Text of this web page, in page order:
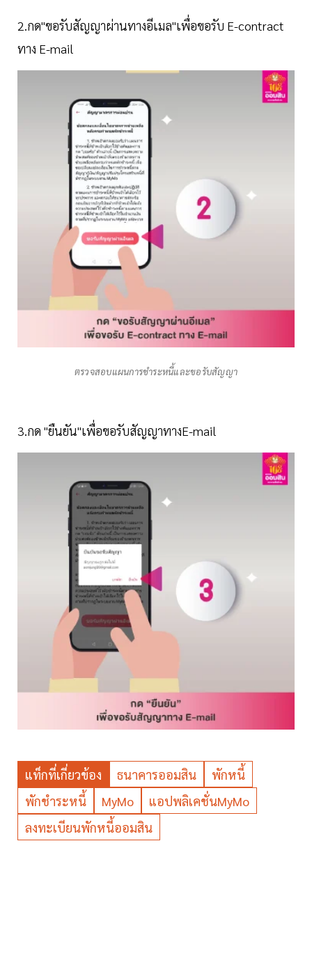
2.กด"ขอรับสัญญาผ่านทางอีเมล"เพื่อขอรับ E-contract
ทาง E-mail
ตรวจสอบแผนการชำระหนี้และขอรับสัญญา
3.กด "ยืนยัน"เพื่อขอรับสัญญาทางE-mail
แท็กที่เกี่ยวข้อง ธนาคารออมสิน
พักหนี้
พักชำระหนี้
MyMo
แอปพลิเคชั่นMyMo
ลงทะเบียนพักหนี้ออมสิน